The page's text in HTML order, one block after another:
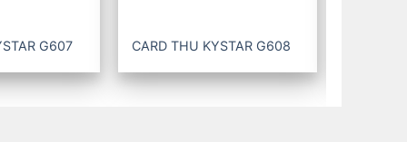
G607 CARD THU KYSTAR G608